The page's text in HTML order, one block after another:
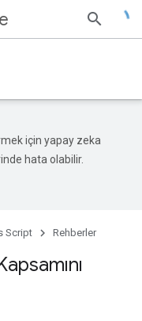
için yapay zeka
hata olabilir.
Script Rehberler